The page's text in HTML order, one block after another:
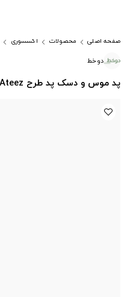
صفحه اصلی محصولات اکسسوری
دوخط
پد موس و دسک پد طرح Ateez ایتیز طرح Ateez kpop